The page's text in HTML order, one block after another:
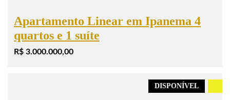
Apartamento Linear em Ipanema 4
quartos e 1 suíte
R$ 3.000.000,00
DISPONÍVEL